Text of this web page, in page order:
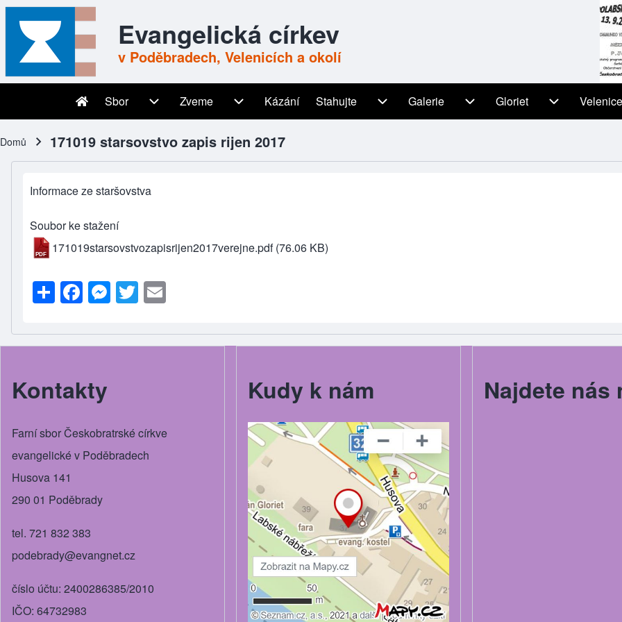
Skip to header
Skip to main navigation
Přejít k hlavnímu obsahu
Skip to footer
Evangelická církev
v Poděbradech, Velenicích a okolí
Main navigation
Sbor Zveme
Zveme sub-navigation
Kázání Stahujte Galerie Gloriet Velenice
Drobečková navigace
Domů 171019 starsovstvo zapis rijen 2017
Informace ze staršovstva
Soubor ke stažení
171019starsovstvozapisrijen2017verejne.pdf (76.06 KB)
S
h
ar
e
F
a
c
e
b
o
o
k
M
e
ss
e
er
T
wi
tt
er
ail
Kontakty
Farní sbor Českobratrské církve
evangelické v Poděbradech
Husova 141
290 01 Poděbrady
tel. 721 832 383
podebrady@evangnet.cz
číslo účtu: 2400286385/2010
IČO: 64732983
Kudy k nám Najdete nás